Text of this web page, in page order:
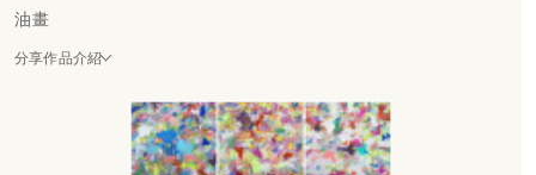
油畫
分享作品介紹